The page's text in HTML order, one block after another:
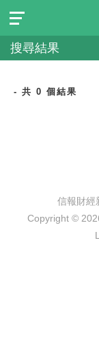
搜尋結果
- 共 0 個結果
信報財經
Copyright ©